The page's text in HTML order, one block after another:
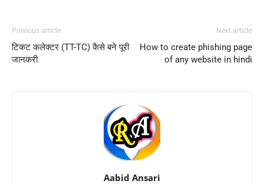
Previous article
टिकट कलेक्टर (TT-TC) कैसे बने पूरी
जानकरी
Next article
How to create phishing page
of any website in hindi
Aabid Ansari